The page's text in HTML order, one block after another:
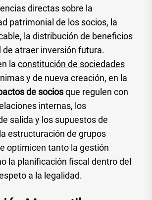
directas sobre la
patrimonial de los socios, la
la distribución de beneficios
de atraer inversión futura.
la constitución de sociedades
y de nueva creación, en la
de sociosque regulen con
internas, los
salida y los supuestos de
estructuración de grupos
optimicen tanto la gestión
la planificación fiscal dentro del
a la legalidad.